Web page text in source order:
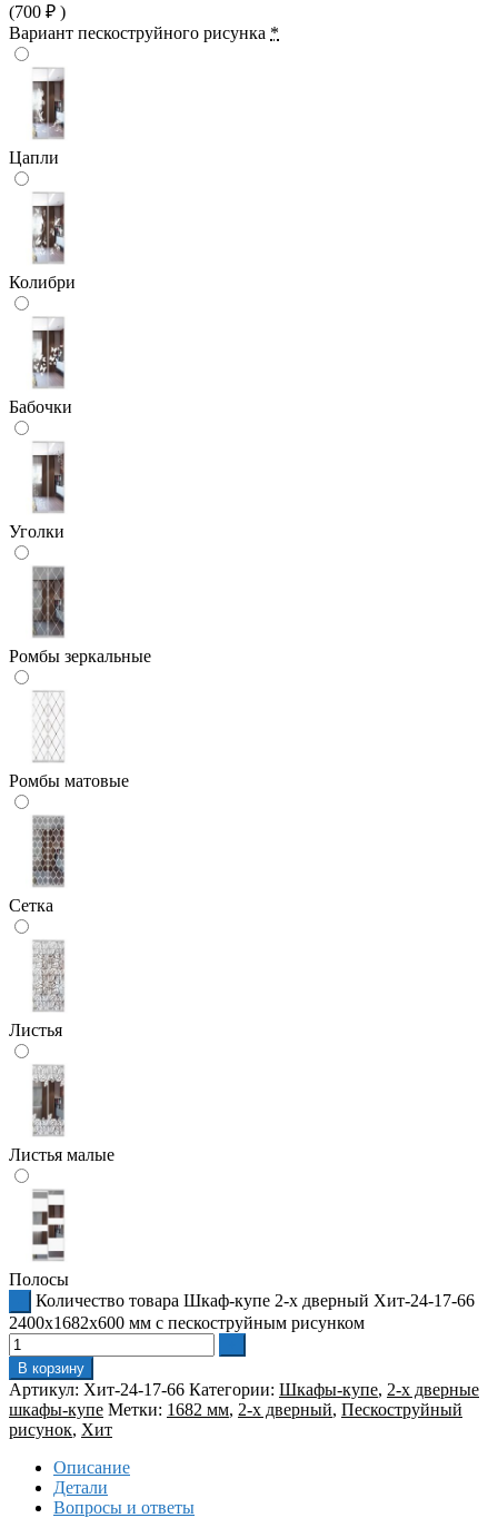
(700 ₽ )
Вариант пескоструйного рисунка *
Цапли
Колибри
Бабочки
Уголки
Ромбы зеркальные
Ромбы матовые
Сетка
Листья
Листья малые
Полосы
Количество товара Шкаф-купе 2-х дверный Хит-24-17-66
2400x1682x600 мм с пескоструйным рисунком
В корзину
Артикул: Хит-24-17-66 Категории: Шкафы-купе, 2-х дверные
шкафы-купе Метки: 1682 мм, 2-х дверный, Пескоструйный
рисунок, Хит
Описание
Детали
Вопросы и ответы